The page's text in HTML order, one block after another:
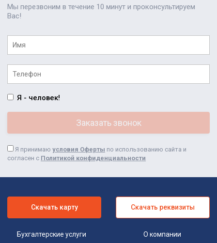
Мы перезвоним в течение 10 минут и проконсультируем
Вас!
Я - человек!
Я принимаю условия Оферты по использованию сайта и
согласен с Политикой конфиденциальности
Скачать карту Скачать реквизиты
Бухгалтерские услуги
О компании